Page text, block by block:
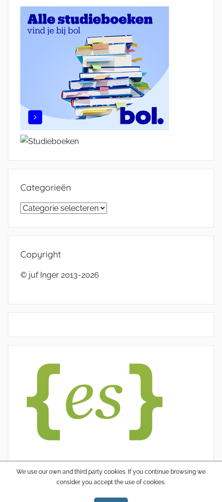
Categorieën
Categorieën
Copyright
© juf Inger 2013-2026
We use our own and third party cookies. If you continue browsing we
consider you accept the use of cookies.